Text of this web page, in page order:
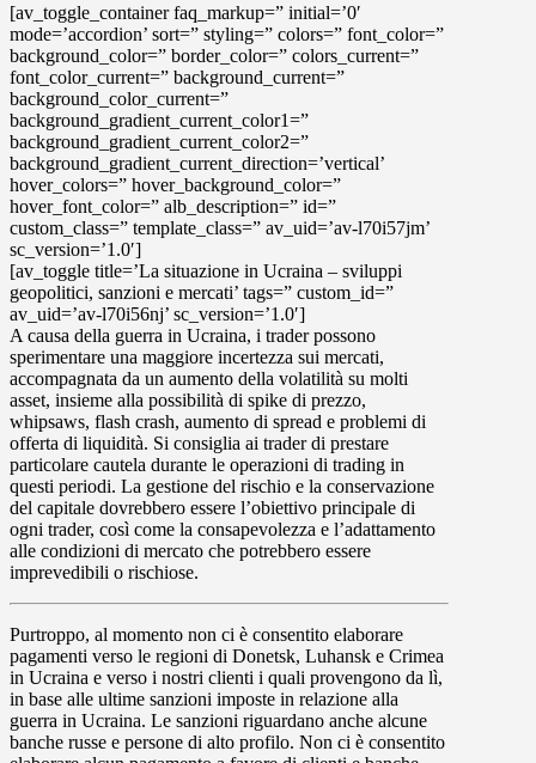
[av_toggle_container faq_markup=” initial=’0′
mode=’accordion’ sort=” styling=” colors=” font_color=”
background_color=” border_color=” colors_current=”
font_color_current=” background_current=”
background_color_current=”
background_gradient_current_color1=”
background_gradient_current_color2=”
background_gradient_current_direction=’vertical’
hover_colors=” hover_background_color=”
hover_font_color=” alb_description=” id=”
custom_class=” template_class=” av_uid=’av-l70i57jm’
sc_version=’1.0′]
[av_toggle title=’La situazione in Ucraina – sviluppi
geopolitici, sanzioni e mercati’ tags=” custom_id=”
av_uid=’av-l70i56nj’ sc_version=’1.0′]
A causa della guerra in Ucraina, i trader possono
sperimentare una maggiore incertezza sui mercati,
accompagnata da un aumento della volatilità su molti
asset, insieme alla possibilità di spike di prezzo,
whipsaws, flash crash, aumento di spread e problemi di
offerta di liquidità. Si consiglia ai trader di prestare
particolare cautela durante le operazioni di trading in
questi periodi. La gestione del rischio e la conservazione
del capitale dovrebbero essere l’obiettivo principale di
ogni trader, così come la consapevolezza e l’adattamento
alle condizioni di mercato che potrebbero essere
imprevedibili o rischiose.
Purtroppo, al momento non ci è consentito elaborare
pagamenti verso le regioni di Donetsk, Luhansk e Crimea
in Ucraina e verso i nostri clienti i quali provengono da lì,
in base alle ultime sanzioni imposte in relazione alla
guerra in Ucraina. Le sanzioni riguardano anche alcune
banche russe e persone di alto profilo. Non ci è consentito